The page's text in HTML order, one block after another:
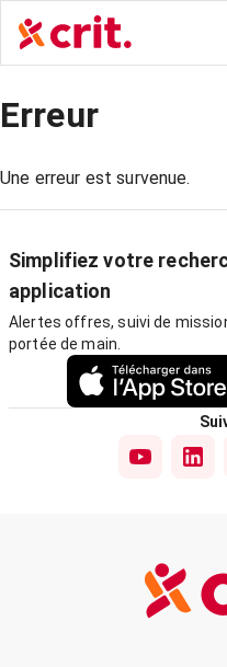
Erreur
Une erreur est survenue.
Simplifiez votre
application
Alertes offres, suivi de
portée de main.